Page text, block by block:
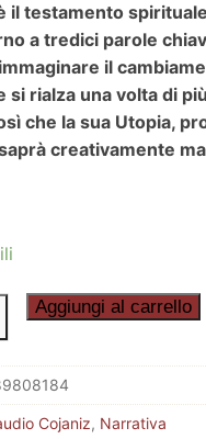
il testamento
a tredici parole
il
si rialza una volta di
che la sua Utopia,
creativamente
Aggiungi al carrello
Cojaniz, Narrativa